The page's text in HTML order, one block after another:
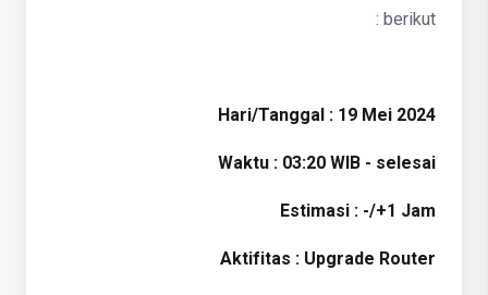
berikut :
Hari/Tanggal : 19 Mei 2024
Waktu : 03:20 WIB - selesai
Estimasi : -/+1 Jam
Aktifitas : Upgrade Router